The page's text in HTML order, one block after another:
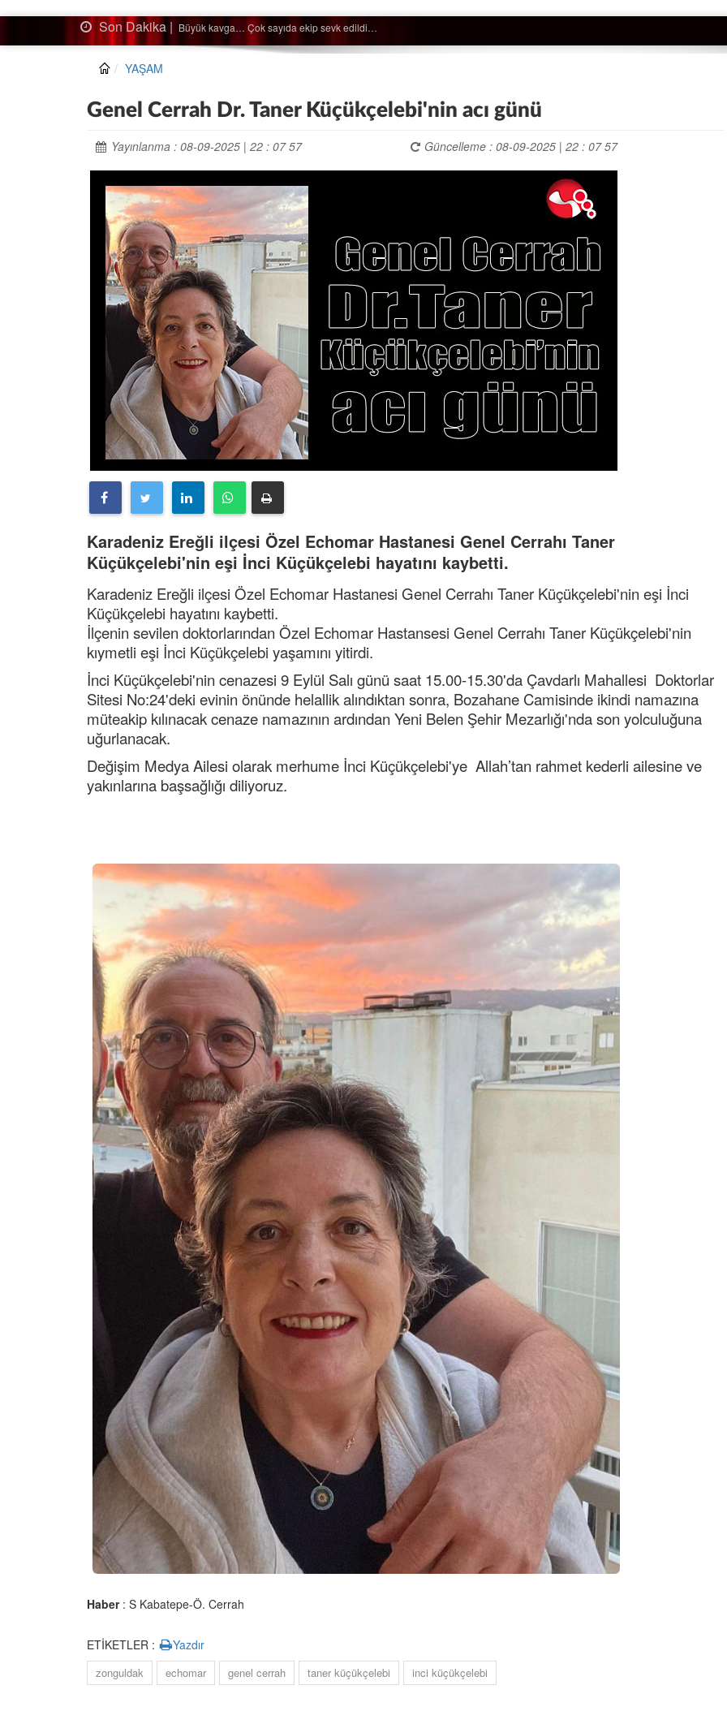
Son Dakika | Ağaçtan düştü…
YAŞAM
Genel Cerrah Dr. Taner Küçükçelebi'nin acı günü
Yayınlanma : 08-09-2025 | 22 : 07 57 Güncelleme : 08-09-2025 | 22 : 07 57
Karadeniz Ereğli ilçesi Özel Echomar Hastanesi Genel Cerrahı Taner
Küçükçelebi'nin eşi İnci Küçükçelebi hayatını kaybetti.
Karadeniz Ereğli ilçesi Özel Echomar Hastanesi Genel Cerrahı Taner Küçükçelebi'nin eşi İnci
Küçükçelebi hayatını kaybetti.
İlçenin sevilen doktorlarından Özel Echomar Hastansesi Genel Cerrahı Taner Küçükçelebi'nin
kıymetli eşi İnci Küçükçelebi yaşamını yitirdi.
İnci Küçükçelebi'nin cenazesi 9 Eylül Salı günü saat 15.00-15.30'da Çavdarlı Mahallesi Doktorlar
Sitesi No:24'deki evinin önünde helallik alındıktan sonra, Bozahane Camisinde ikindi namazına
müteakip kılınacak cenaze namazının ardından Yeni Belen Şehir Mezarlığı'nda son yolculuğuna
uğurlanacak.
Değişim Medya Ailesi olarak merhume İnci Küçükçelebi'ye Allah’tan rahmet kederli ailesine ve
yakınlarına başsağlığı diliyoruz.
Haber: S Kabatepe-Ö. Cerrah
ETİKETLER : Yazdır
zonguldak echomar genel cerrah taner küçükçelebi inci küçükçelebi
Semih ÇOLAK
SEÇMEN NE DEDİ?
Op. Dr. Erol GÜNEN
Kemiklerinizi Sessizce Çürüten 6
Şenol AZMAN
“Aman doktor, yaman doktor.
Derdime bir çare!” – 2-
Merve KIRAN
KİLO KONTROLÜNDE KİLİT
“Bu bir suç duyurusudur”
YEREL RADYO VE REKLAM
Mustafa Ozturk
İç fındığın fiyatı bu gün 1600 TL Kabuklu fındık
bu fiyatın dörtte biri yani 400 TL olmalı. iç
dört katına satılıyor. iç f... DEVAMI
ibrahim yalçınkaya
POSBIYIK nerelerde ya kaç aydır vekaletle
belediye yönetilirmi hayretdebişey
Kadir inanc
Ekmek yediğiniz yere veda edersiniz gurur